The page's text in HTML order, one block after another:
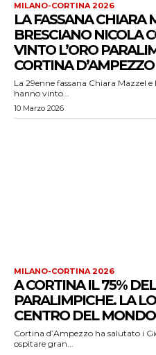
MILANO-CORTINA 2026
LA FASSANA CHIARA
BRESCIANO NICOLA
VINTO L’ORO
CORTINA D’AMPEZZO
La 29enne fassana Chiara Mazzel
hanno vinto...
10 Marzo 2026
MILANO-CORTINA 2026
A CORTINA IL 75%
PARALIMPICHE. LA
CENTRO DEL MONDO
Cortina d’Ampezzo ha salutato i
ospitare gran...